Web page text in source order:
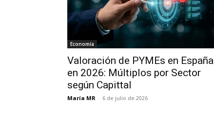
Economía
Valoración de PYMEs en España
en 2026: Múltiplos por Sector
según Capittal
María MR - 6 de julio de 2026